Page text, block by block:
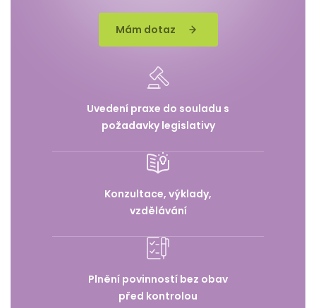
Mám dotaz
Uvedení praxe do souladu s
požadavky legislativy
Konzultace, výklady,
vzdělávání
Plnění povinností bez obav
před kontrolou